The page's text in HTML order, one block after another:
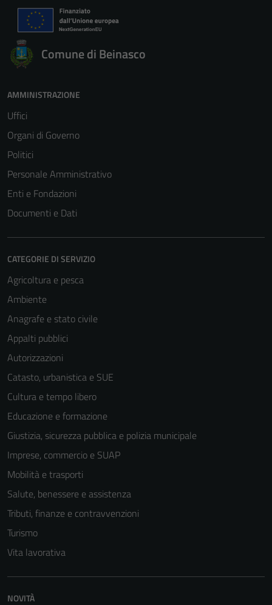
Comune di Beinasco
AMMINISTRAZIONE
Uffici
Organi di Governo
Politici
Personale Amministrativo
Enti e Fondazioni
Documenti e Dati
CATEGORIE DI SERVIZIO
Agricoltura e pesca
Ambiente
Anagrafe e stato civile
Appalti pubblici
Autorizzazioni
Catasto, urbanistica e SUE
Cultura e tempo libero
Educazione e formazione
Giustizia, sicurezza pubblica e polizia municipale
Imprese, commercio e SUAP
Mobilità e trasporti
Salute, benessere e assistenza
Tributi, finanze e contravvenzioni
Turismo
Vita lavorativa
NOVITÀ